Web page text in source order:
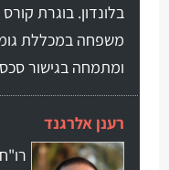
בלונדון. בוגרת קורס
ומתמחה בגישור
רענן אלרגנד